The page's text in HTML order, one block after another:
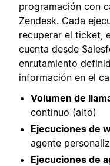
programación con
Zendesk. Cada
recuperar el ticket,
cuenta desde
enrutamiento
información en el
Volumen de
continuo (alto)
Ejecuciones de
agente
Ejecuciones de